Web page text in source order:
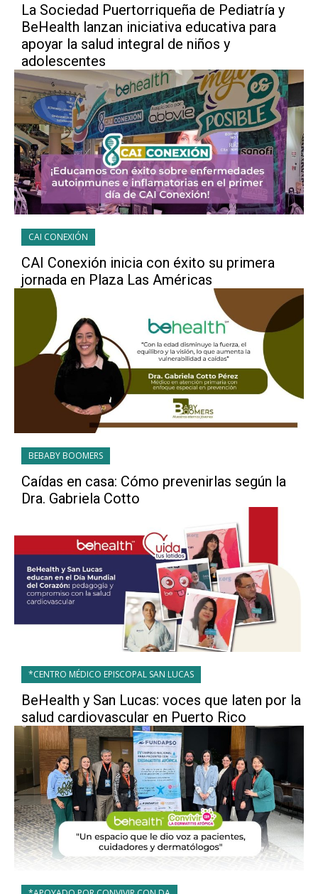
La Sociedad Puertorriqueña de Pediatría y
BeHealth lanzan iniciativa educativa para
apoyar la salud integral de niños y
adolescentes
CAI CONEXIÓN
CAI Conexión inicia con éxito su primera
jornada en Plaza Las Américas
BEBABY BOOMERS
Caídas en casa: Cómo prevenirlas según la
Dra. Gabriela Cotto
*CENTRO MÉDICO EPISCOPAL SAN LUCAS
BeHealth y San Lucas: voces que laten por la
salud cardiovascular en Puerto Rico